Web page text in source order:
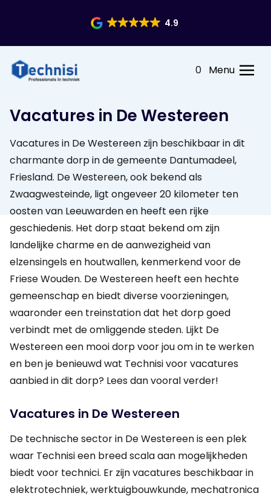
4.9
0 Menu
Vacatures in De Westereen
Vacatures in De Westereen zijn beschikbaar in dit
charmante dorp in de gemeente Dantumadeel,
Friesland. De Westereen, ook bekend als
Zwaagwesteinde, ligt ongeveer 20 kilometer ten
oosten van Leeuwarden en heeft een rijke
geschiedenis. Het dorp staat bekend om zijn
landelijke charme en de aanwezigheid van
elzensingels en houtwallen, kenmerkend voor de
Friese Wouden. De Westereen heeft een hechte
gemeenschap en biedt diverse voorzieningen,
waaronder een treinstation dat het dorp goed
verbindt met de omliggende steden. Lijkt De
Westereen een mooi dorp voor jou om in te werken
en ben je benieuwd wat Technisi voor vacatures
aanbied in dit dorp? Lees dan vooral verder!
Vacatures in De Westereen
De technische sector in De Westereen is een plek
waar Technisi een breed scala aan mogelijkheden
biedt voor technici. Er zijn vacatures beschikbaar in
elektrotechniek, werktuigbouwkunde, mechatronica